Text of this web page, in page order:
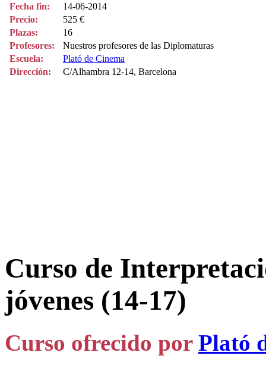
Fecha fin:
14-06-2014
Precio:
525 €
Plazas:
16
Profesores:
Nuestros profesores de las Diplomaturas
Escuela:
Plató de Cinema
Dirección:
C/Alhambra 12-14, Barcelona
Curso de
jóvenes (14-17)
Curso ofrecido por Plató